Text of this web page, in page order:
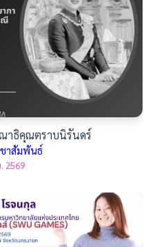
าธิคุณตราบนิรันดร์
าสัมพันธ์
2569